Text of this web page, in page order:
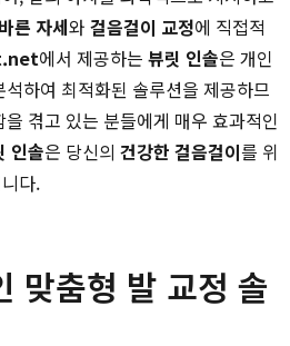
바른 자세와 걸음걸이 교정에 직접적
에서 제공하는 뷰릿 인솔은 개인
하여 최적화된 솔루션을 제공하므
겪고 있는 분들에게 매우 효과적인
인솔은 당신의 건강한 걸음걸이를 위
다.
맞춤형 발 교정 솔